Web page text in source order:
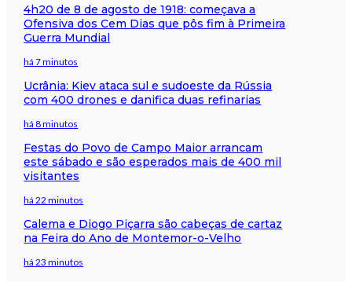
4h20 de 8 de agosto de 1918: começava a
Ofensiva dos Cem Dias que pôs fim à Primeira
Guerra Mundial
há 7 minutos
Ucrânia: Kiev ataca sul e sudoeste da Rússia
com 400 drones e danifica duas refinarias
há 8 minutos
Festas do Povo de Campo Maior arrancam
este sábado e são esperados mais de 400 mil
visitantes
há 22 minutos
Calema e Diogo Piçarra são cabeças de cartaz
na Feira do Ano de Montemor-o-Velho
há 23 minutos